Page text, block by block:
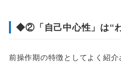
◆②「自己中心性」は“
前操作期の特徴としてよく紹介